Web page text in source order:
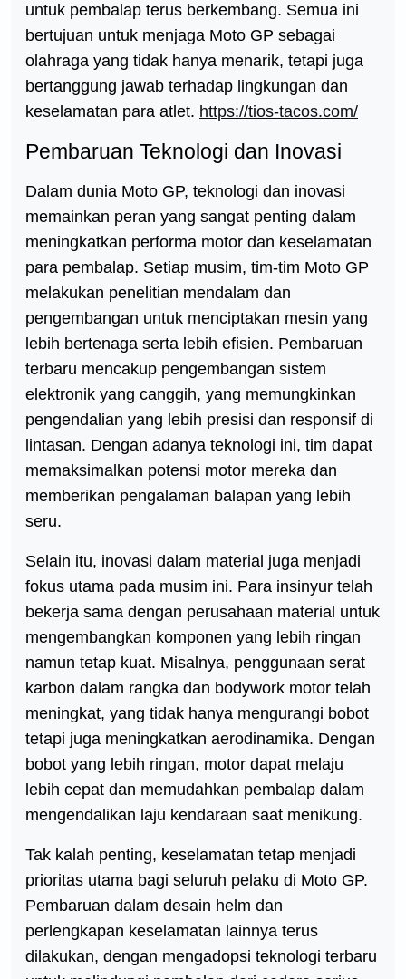
untuk pembalap terus berkembang. Semua ini
bertujuan untuk menjaga Moto GP sebagai
olahraga yang tidak hanya menarik, tetapi juga
bertanggung jawab terhadap lingkungan dan
keselamatan para atlet. https://tios-tacos.com/
Pembaruan Teknologi dan Inovasi
Dalam dunia Moto GP, teknologi dan inovasi
memainkan peran yang sangat penting dalam
meningkatkan performa motor dan keselamatan
para pembalap. Setiap musim, tim-tim Moto GP
melakukan penelitian mendalam dan
pengembangan untuk menciptakan mesin yang
lebih bertenaga serta lebih efisien. Pembaruan
terbaru mencakup pengembangan sistem
elektronik yang canggih, yang memungkinkan
pengendalian yang lebih presisi dan responsif di
lintasan. Dengan adanya teknologi ini, tim dapat
memaksimalkan potensi motor mereka dan
memberikan pengalaman balapan yang lebih
seru.
Selain itu, inovasi dalam material juga menjadi
fokus utama pada musim ini. Para insinyur telah
bekerja sama dengan perusahaan material untuk
mengembangkan komponen yang lebih ringan
namun tetap kuat. Misalnya, penggunaan serat
karbon dalam rangka dan bodywork motor telah
meningkat, yang tidak hanya mengurangi bobot
tetapi juga meningkatkan aerodinamika. Dengan
bobot yang lebih ringan, motor dapat melaju
lebih cepat dan memudahkan pembalap dalam
mengendalikan laju kendaraan saat menikung.
Tak kalah penting, keselamatan tetap menjadi
prioritas utama bagi seluruh pelaku di Moto GP.
Pembaruan dalam desain helm dan
perlengkapan keselamatan lainnya terus
dilakukan, dengan mengadopsi teknologi terbaru